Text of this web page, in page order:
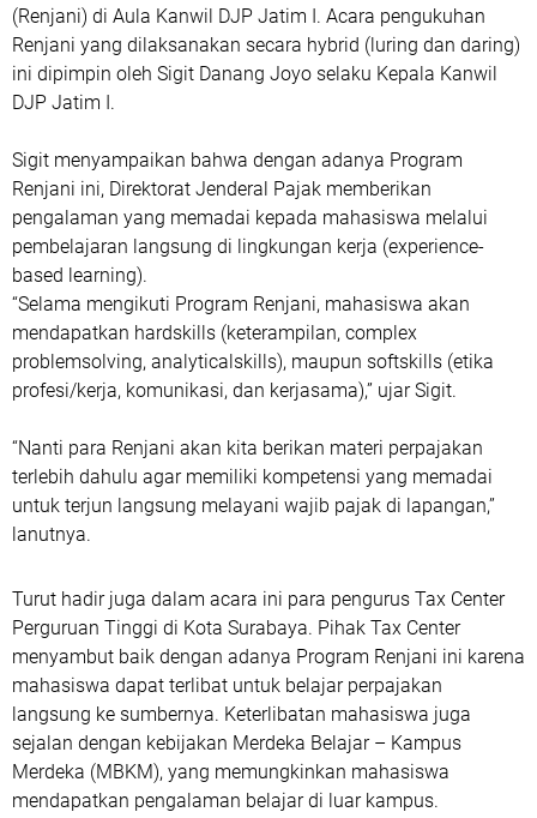
(Renjani) di Aula Kanwil DJP Jatim I. Acara pengukuhan
Renjani yang dilaksanakan secara hybrid (luring dan daring)
ini dipimpin oleh Sigit Danang Joyo selaku Kepala Kanwil
DJP Jatim I.
Sigit menyampaikan bahwa dengan adanya Program
Renjani ini, Direktorat Jenderal Pajak memberikan
pengalaman yang memadai kepada mahasiswa melalui
pembelajaran langsung di lingkungan kerja (experience-
based learning).
“Selama mengikuti Program Renjani, mahasiswa akan
mendapatkan hardskills (keterampilan, complex
problemsolving, analyticalskills), maupun softskills (etika
profesi/kerja, komunikasi, dan kerjasama),” ujar Sigit.
“Nanti para Renjani akan kita berikan materi perpajakan
terlebih dahulu agar memiliki kompetensi yang memadai
untuk terjun langsung melayani wajib pajak di lapangan,”
lanutnya.
Turut hadir juga dalam acara ini para pengurus Tax Center
Perguruan Tinggi di Kota Surabaya. Pihak Tax Center
menyambut baik dengan adanya Program Renjani ini karena
mahasiswa dapat terlibat untuk belajar perpajakan
langsung ke sumbernya. Keterlibatan mahasiswa juga
sejalan dengan kebijakan Merdeka Belajar – Kampus
Merdeka (MBKM), yang memungkinkan mahasiswa
mendapatkan pengalaman belajar di luar kampus.